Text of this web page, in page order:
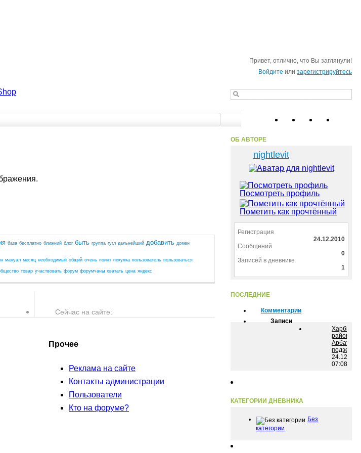
Привет, отлично, что Вы заглянули!
Войдите или зарегистрируйтесь
база бесплатно ближний блог быть группа гугл дальнейший добавить домен
мануал месяц необходимый общий очень поинт покупка пользователь пользоваться
товар участвовать форум форумчаны хватать цена яндекс
Сейчас на сайте:
Прочее
Реклама на сайте
Контакты администрации
Пользователи
Кто на форуме?
ОБ АВТОРЕ
nightlevit
Посмотреть профиль
Пометить как прочтённый
Регистрация
24.12.2010
Сообщений
0
Записей в дневнике
1
ПОСЛЕДНИЕ
Комментарии
Записи
Харбин,
район
Арбата,
подземка
07:08
КАТЕГОРИИ ДНЕВНИКА
Без
категории